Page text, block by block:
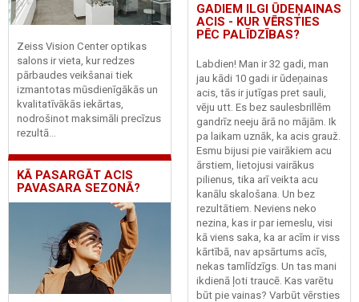
Zeiss Vision Center optikas
salons ir vieta, kur redzes
pārbaudes veikšanai tiek
izmantotas mūsdienīgākās un
kvalitatīvākās iekārtas,
nodrošinot maksimāli precīzus
rezultā...
KĀ PASARGĀT ACIS
PAVASARA SEZONĀ?
GADIEM ILGI ŪDEŅAINAS
ACIS - KUR VĒRSTIES
PĒC PALĪDZĪBAS?
Labdien! Man ir 32 gadi, man
jau kādi 10 gadi ir ūdeņainas
acis, tās ir jutīgas pret sauli,
vēju utt. Es bez saulesbrillēm
gandrīz neeju ārā no mājām. Ik
pa laikam uznāk, ka acis grauž.
Esmu bijusi pie vairākiem acu
ārstiem, lietojusi vairākus
pilienus, tika arī veikta acu
kanālu skalošana. Un bez
rezultātiem. Neviens neko
nezina, kas ir par iemeslu, visi
kā viens saka, ka ar acīm ir viss
kārtībā, nav apsārtums acīs,
nekas tamlīdzīgs. Un tas mani
ikdienā ļoti traucē. Kas varētu
būt pie vainas? Varbūt vērsties